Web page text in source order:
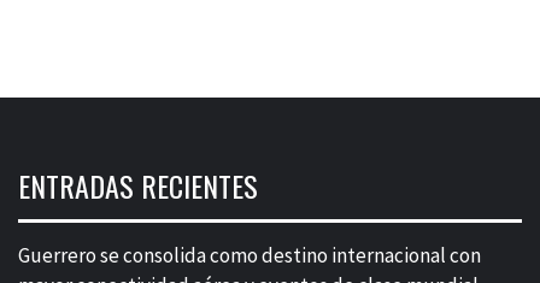
ENTRADAS RECIENTES
Guerrero se consolida como destino internacional con